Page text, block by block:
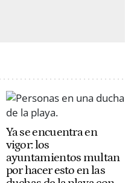
Ya se encuentra en
vigor: los
ayuntamientos multan
por hacer esto en las